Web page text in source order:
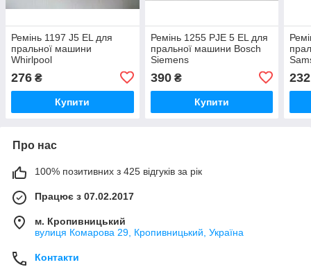
Ремінь 1197 J5 EL для
пральної машини
Whirlpool
276 ₴
Купити
Ремінь 1255 PJE 5 EL для
пральної машини Bosch
Siemens
390₴
Купити
232
Про нас
100% позитивних з 425 відгуків за рік
Працює з 07.02.2017
м. Кропивницький
вулиця Комарова 29, Кропивницький, Україна
Контакти